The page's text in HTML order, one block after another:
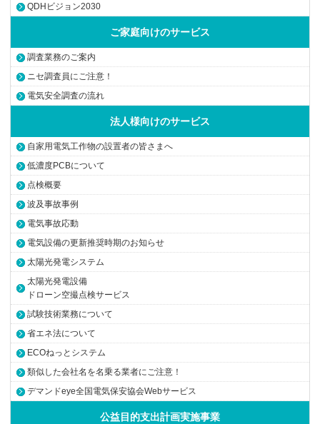
QDHビジョン2030
ご家庭向けのサービス
調査業務のご案内
ニセ調査員にご注意！
電気安全調査の流れ
法人様向けのサービス
自家用電気工作物の設置者の皆さまへ
低濃度PCBについて
点検概要
波及事故事例
電気事故応動
電気設備の更新推奨時期のお知らせ
太陽光発電システム
太陽光発電設備
ドローン空撮点検サービス
試験技術業務について
省エネ法について
ECOねっとシステム
類似した会社名を名乗る業者にご注意！
デマンドeye全国電気保安協会Webサービス
公益目的支出計画実施事業